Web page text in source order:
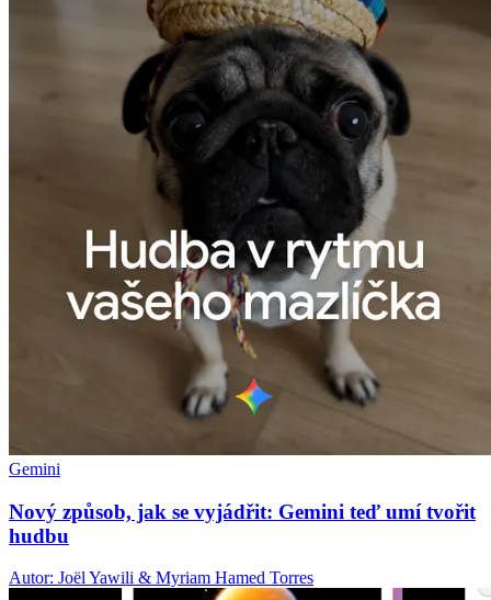
Gemini
Nový způsob, jak se vyjádřit: Gemini teď umí tvořit
hudbu
Autor: Joël Yawili & Myriam Hamed Torres